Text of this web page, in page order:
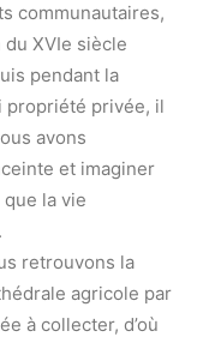
communautaires,
du XVIe siècle
pendant la
propriété privée, il
avons
et imaginer
que la vie
retrouvons la
agricole par
à collecter, d’où